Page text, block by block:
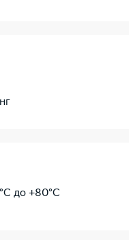
до +80°C